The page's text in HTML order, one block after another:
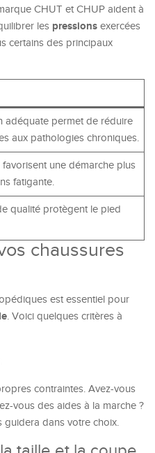
CHUT et CHUP aident à
les pressions exercées
certains des principaux
adéquate permet de réduire
aux pathologies chroniques.
favorisent une démarche plus
fatigante.
qualité protègent le pied
chaussures
est essentiel pour
. Voici quelques critères à
contraintes. Avez-vous
vous des aides à la marche ?
guidera dans votre choix.